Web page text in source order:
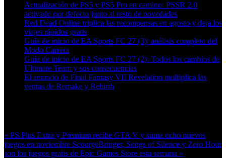
Actualización de PS5 y PS5 Pro en camino: PSSR 2.0
activado por defecto junto al resto de novedades
Red Dead Online triplica las recompensas en agosto y deja los
viajes rápidos gratis
Guía de inicio de EA Sports FC 27 (3): análisis completo del
Modo Carrera
Guía de inicio de EA Sports FC 27 (2): Todos los cambios de
Ultimate Team y sus consecuencias
El anuncio de Final Fantasy VII Revelation multiplica las
ventas de Remake y Rebirth
« PS Plus Extra y Premium recibe GTA V y suma ocho nuevos
juegos en noviembre ScourgeBringer, Songs of Silence y Zero Hour
son los juegos gratis de Epic Games Store esta semana »